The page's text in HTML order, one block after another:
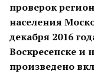
проверок
населения
декабря 2016
Воскресенске и
произведено